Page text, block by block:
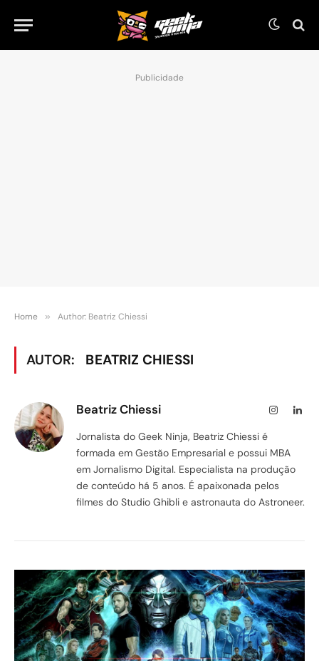
Publicidade
Home » Author: Beatriz Chiessi
AUTOR: BEATRIZ CHIESSI
Beatriz Chiessi Instagram
Jornalista do Geek Ninja, Beatriz Chiessi é
formada em Gestão Empresarial e possui MBA
em Jornalismo Digital. Especialista na produção
de conteúdo há 5 anos. É apaixonada pelos
filmes do Studio Ghibli e astronauta do Astroneer.